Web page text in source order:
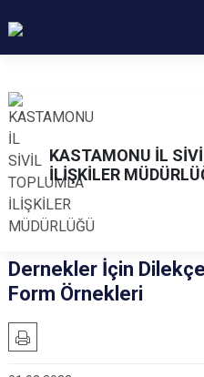
KASTAMONU İL
İLİŞKİLER
Dernekler İçin
Form Örnekleri